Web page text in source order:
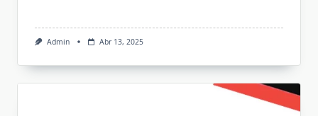
Admin Abr 13, 2025